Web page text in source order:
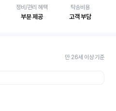
정비/관리 혜택
부분 제공
탁송비용
고객 부담
만 26세 이상 기준